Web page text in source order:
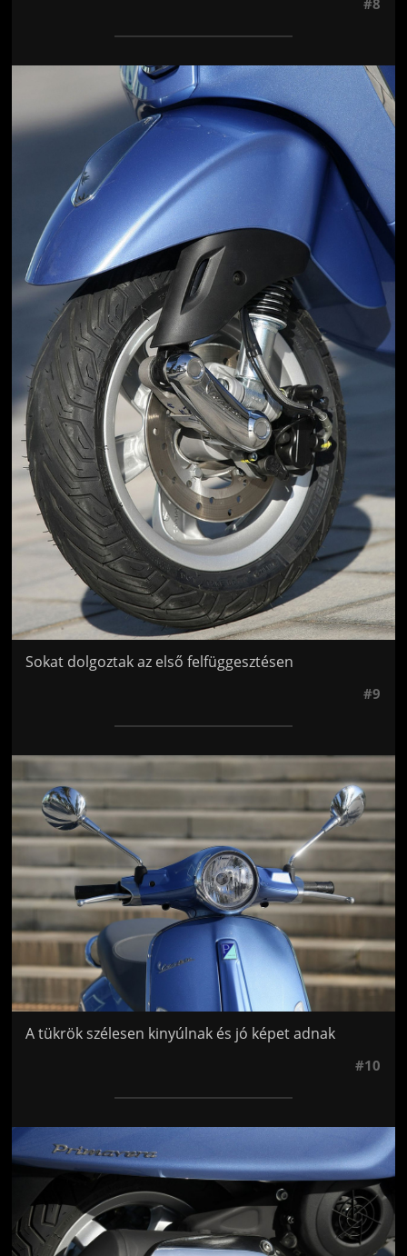
Jön még kép!
Sokat dolgoztak az első felfüggesztésen
#9
Jön még kép!
A tükrök szélesen kinyúlnak és jó képet adnak
#10
Jön még kép!